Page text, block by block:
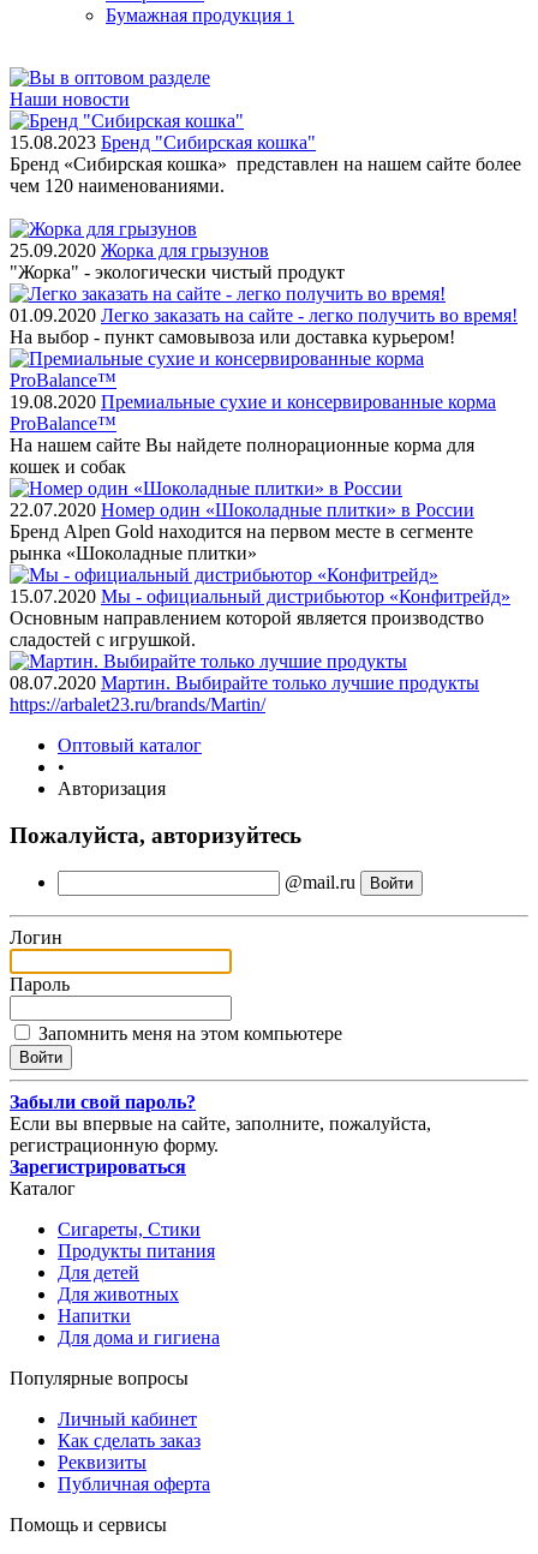
Бумажная продукция 1
Наши новости
15.08.2023 Бренд "Сибирская кошка"
Бренд «Сибирская кошка» представлен на нашем сайте более
чем 120 наименованиями.
25.09.2020 Жорка для грызунов
"Жорка" - экологически чистый продукт
01.09.2020 Легко заказать на сайте - легко получить во время!
На выбор - пункт самовывоза или доставка курьером!
19.08.2020 Премиальные сухие и консервированные корма
ProBalance™
На нашем сайте Вы найдете полнорационные корма для
кошек и собак
22.07.2020 Номер один «Шоколадные плитки» в России
Бренд Alpen Gold находится на первом месте в сегменте
рынка «Шоколадные плитки»
15.07.2020 Мы - официальный дистрибьютор «Конфитрейд»
Основным направлением которой является производство
сладостей с игрушкой.
08.07.2020 Мартин. Выбирайте только лучшие продукты
https://arbalet23.ru/brands/Martin/
Оптовый каталог
•
Авторизация
Пожалуйста, авторизуйтесь
@mail.ru
Логин
Пароль
Запомнить меня на этом компьютере
Забыли свой пароль?
Если вы впервые на сайте, заполните, пожалуйста,
регистрационную форму.
Зарегистрироваться
Каталог
Сигареты, Стики
Продукты питания
Для детей
Для животных
Напитки
Для дома и гигиена
Популярные вопросы
Личный кабинет
Как сделать заказ
Реквизиты
Публичная оферта
Помощь и сервисы